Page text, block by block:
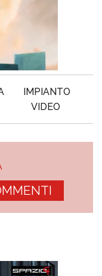
IMPIANTO
VIDEO